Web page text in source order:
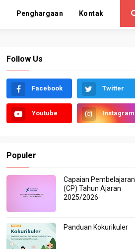
Penghargaan Kontak
Follow Us
Facebook Twitter
Youtube Instagram
Populer
Capaian Pembelajaran
(CP) Tahun Ajaran
2025/2026
Panduan Kokurikuler